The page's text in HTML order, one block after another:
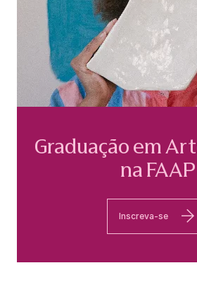
Graduação em
na FAAP
Inscreva-se